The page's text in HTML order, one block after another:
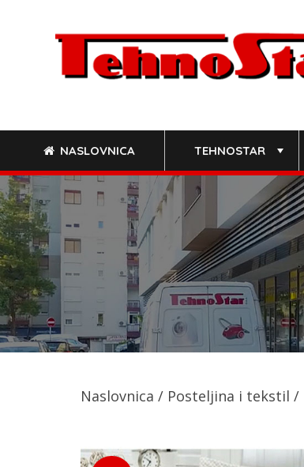
NASLOVNICA TEHNOSTAR
Naslovnica / Posteljina i tekstil /